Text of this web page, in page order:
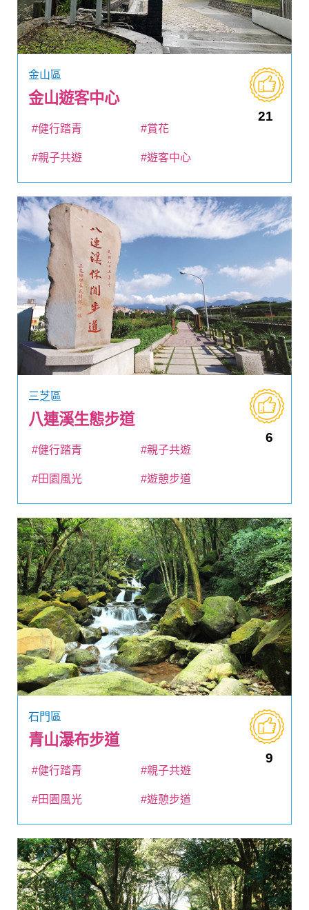
金山區
金山遊客中心
21
#健行踏青 #賞花
#親子共遊 #遊客中心
三芝區
八連溪生態步道
6
#健行踏青 #親子共遊
#田園風光 #遊憩步道
石門區
青山瀑布步道
9
#健行踏青 #親子共遊
#田園風光 #遊憩步道